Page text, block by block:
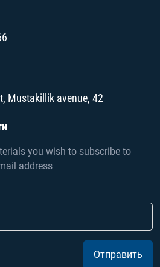
Mustakillik avenue, 42
you wish to subscribe to
address
Отправить